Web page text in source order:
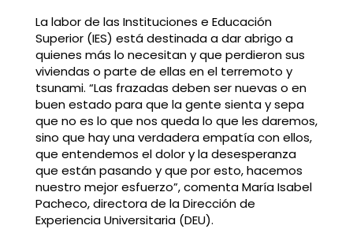
La labor de las Instituciones e Educación
Superior (IES) está destinada a dar abrigo a
quienes más lo necesitan y que perdieron sus
viviendas o parte de ellas en el terremoto y
tsunami. “Las frazadas deben ser nuevas o en
buen estado para que la gente sienta y sepa
que no es lo que nos queda lo que les daremos,
sino que hay una verdadera empatía con ellos,
que entendemos el dolor y la desesperanza
que están pasando y que por esto, hacemos
nuestro mejor esfuerzo”, comenta María Isabel
Pacheco, directora de la Dirección de
Experiencia Universitaria (DEU).